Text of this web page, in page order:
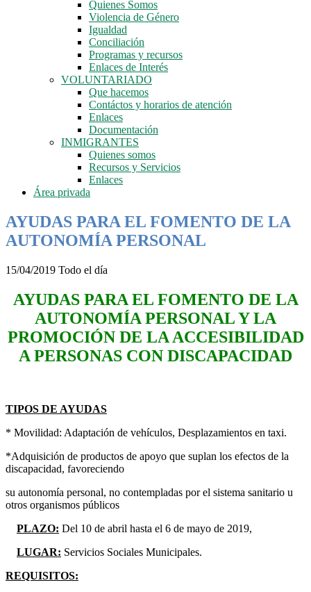
Quienes Somos
Violencia de Género
Igualdad
Conciliación
Programas y recursos
Enlaces de Interés
VOLUNTARIADO
Que hacemos
Contáctos y horarios de atención
Enlaces
Documentación
INMIGRANTES
Quienes somos
Recursos y Servicios
Enlaces
Área privada
AYUDAS PARA EL FOMENTO DE LA
AUTONOMÍA PERSONAL
15/04/2019 Todo el día
AYUDAS PARA EL FOMENTO DE LA
AUTONOMÍA PERSONAL Y LA
PROMOCIÓN DE LA ACCESIBILIDAD
A PERSONAS CON DISCAPACIDAD
TIPOS DE AYUDAS
* Movilidad: Adaptación de vehículos, Desplazamientos en taxi.
*Adquisición de productos de apoyo que suplan los efectos de la
discapacidad, favoreciendo
su autonomía personal, no contempladas por el sistema sanitario u
otros organismos públicos
PLAZO: Del 10 de abril hasta el 6 de mayo de 2019,
LUGAR: Servicios Sociales Municipales.
REQUISITOS: